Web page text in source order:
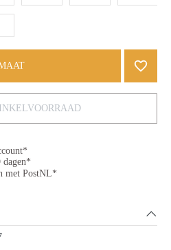
dagen*
met PostNL*